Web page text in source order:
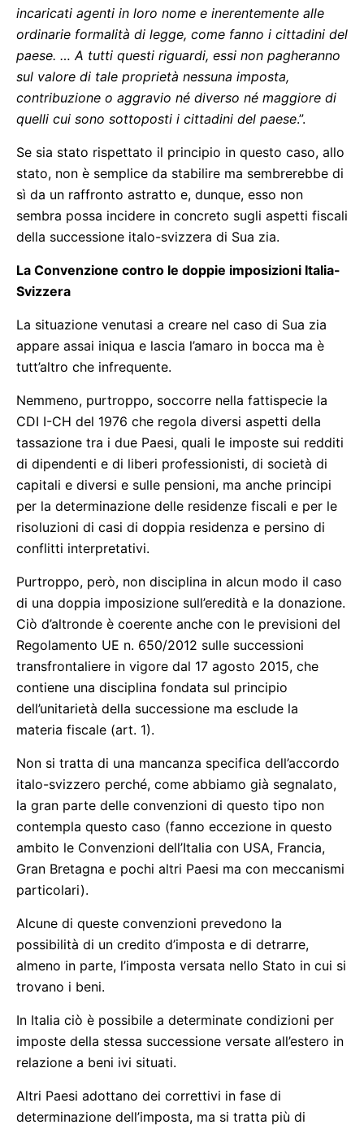
incaricati agenti in loro nome e inerentemente alle
ordinarie formalità di legge, come fanno i cittadini del
paese. … A tutti questi riguardi, essi non pagheranno
sul valore di tale proprietà nessuna imposta,
contribuzione o aggravio né diverso né maggiore di
quelli cui sono sottoposti i cittadini del paese.”.
Se sia stato rispettato il principio in questo caso, allo
stato, non è semplice da stabilire ma sembrerebbe di
sì da un raffronto astratto e, dunque, esso non
sembra possa incidere in concreto sugli aspetti fiscali
della successione italo-svizzera di Sua zia.
La Convenzione contro le doppie imposizioni Italia-
Svizzera
La situazione venutasi a creare nel caso di Sua zia
appare assai iniqua e lascia l’amaro in bocca ma è
tutt’altro che infrequente.
Nemmeno, purtroppo, soccorre nella fattispecie la
CDI I-CH del 1976 che regola diversi aspetti della
tassazione tra i due Paesi, quali le imposte sui redditi
di dipendenti e di liberi professionisti, di società di
capitali e diversi e sulle pensioni, ma anche principi
per la determinazione delle residenze fiscali e per le
risoluzioni di casi di doppia residenza e persino di
conflitti interpretativi.
Purtroppo, però, non disciplina in alcun modo il caso
di una doppia imposizione sull’eredità e la donazione.
Ciò d’altronde è coerente anche con le previsioni del
Regolamento UE n. 650/2012 sulle successioni
transfrontaliere in vigore dal 17 agosto 2015, che
contiene una disciplina fondata sul principio
dell’unitarietà della successione ma esclude la
materia fiscale (art. 1).
Non si tratta di una mancanza specifica dell’accordo
italo-svizzero perché, come abbiamo già segnalato,
la gran parte delle convenzioni di questo tipo non
contempla questo caso (fanno eccezione in questo
ambito le Convenzioni dell’Italia con USA, Francia,
Gran Bretagna e pochi altri Paesi ma con meccanismi
particolari).
Alcune di queste convenzioni prevedono la
possibilità di un credito d’imposta e di detrarre,
almeno in parte, l’imposta versata nello Stato in cui si
trovano i beni.
In Italia ciò è possibile a determinate condizioni per
imposte della stessa successione versate all’estero in
relazione a beni ivi situati.
Altri Paesi adottano dei correttivi in fase di
determinazione dell’imposta, ma si tratta più di